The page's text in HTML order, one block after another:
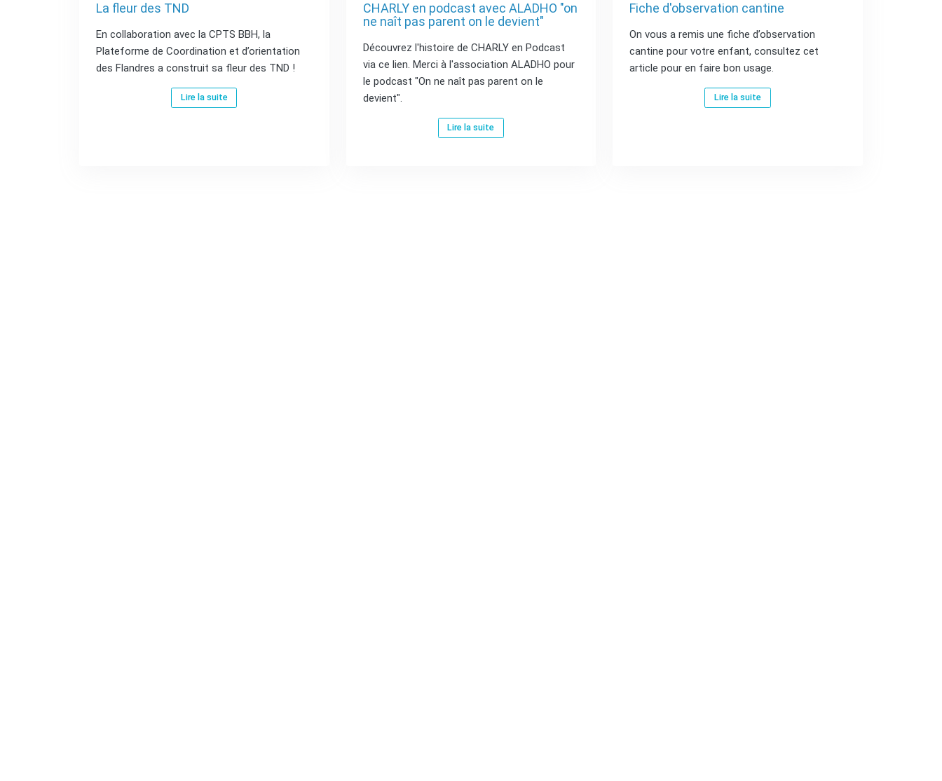
La fleur des TND
En collaboration avec la CPTS BBH, la
Plateforme de Coordination et d’orientation
des Flandres a construit sa fleur des TND !
Lire la suite
CHARLY en podcast avec ALADHO "on
ne naît pas parent on le devient"
Découvrez l'histoire de CHARLY en Podcast
via ce lien. Merci à l'association ALADHO pour
le podcast "On ne naît pas parent on le
devient".
Lire la suite
Fiche d'observation cantine
On vous a remis une fiche d’observation
cantine pour votre enfant, consultez cet
article pour en faire bon usage.
Lire la suite